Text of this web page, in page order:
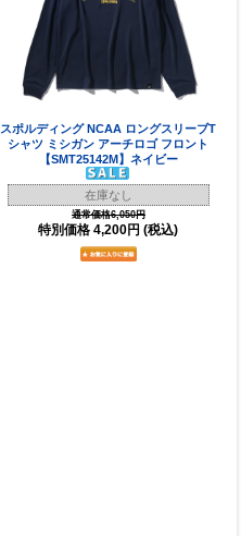
スポルディング NCAA ロングスリーブT
シャツ ミシガン アーチロゴ フロント
【SMT25142M】ネイビー
在庫なし
通常価格6,050円
特別価格 4,200円 (税込)